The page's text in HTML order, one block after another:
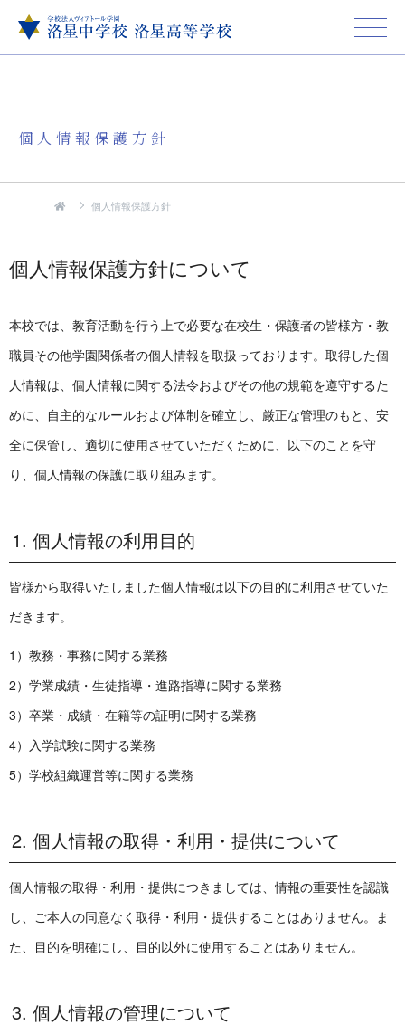
個人情報保護方針
個人情報保護方針
個人情報保護方針について
本校では、教育活動を行う上で必要な在校生・保護者の皆様方・教
職員その他学園関係者の個人情報を取扱っております。取得した個
人情報は、個人情報に関する法令およびその他の規範を遵守するた
めに、自主的なルールおよび体制を確立し、厳正な管理のもと、安
全に保管し、適切に使用させていただくために、以下のことを守
り、個人情報の保護に取り組みます。
1. 個人情報の利用目的
皆様から取得いたしました個人情報は以下の目的に利用させていた
だきます。
1）教務・事務に関する業務
2）学業成績・生徒指導・進路指導に関する業務
3）卒業・成績・在籍等の証明に関する業務
4）入学試験に関する業務
5）学校組織運営等に関する業務
2. 個人情報の取得・利用・提供について
個人情報の取得・利用・提供につきましては、情報の重要性を認識
し、ご本人の同意なく取得・利用・提供することはありません。ま
た、目的を明確にし、目的以外に使用することはありません。
3. 個人情報の管理について